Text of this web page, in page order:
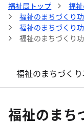
福祉局トップ 福
福祉のまちづくり
福祉のまちづくり
福祉のまちづくり
福祉のまちづく
福祉のまち